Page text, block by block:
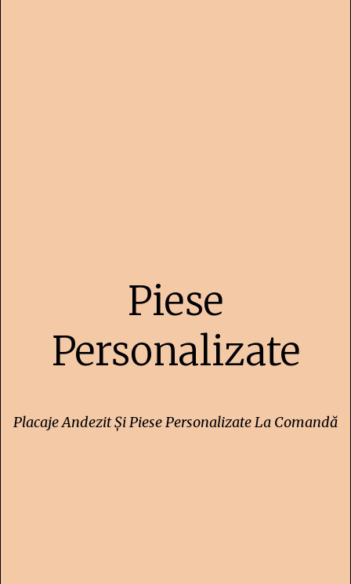
Piese
Personalizate
Placaje Andezit Și Piese Personalizate La Comandă